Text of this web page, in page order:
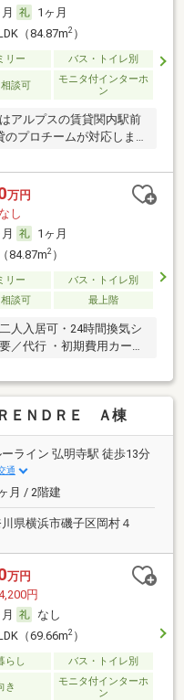
1ヶ月
（84.87m2）
リー バス・トイレ別
談可
モニタ付インターホ
ン
アルプスの賃貸関内駅前
プロチームが対応しま
万円
し
1ヶ月
84.87m2）
リー
バス・トイレ別
談可 最上階
人入居可・24時間換気シ
／代行 ・初期費用カード
ＥＮＤＲＥ Ａ棟
ライン 弘明寺駅 徒歩13分
通
月 / 2階建
県横浜市磯子区岡村４
万円
円
なし
（69.66m2）
らし バス・トイレ別
き
モニタ付インターホ
ン